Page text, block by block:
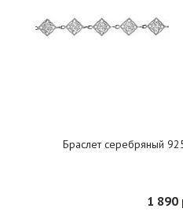
Браслет серебряный
1 890